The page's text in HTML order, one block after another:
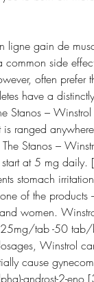
ligne gain de
common side
often prefer
have a
Stanos –
is ranged
Stanos –
at 5 mg daily.
stomach
of the
women.
tab -50 tab/
Winstrol
cause
androst-2-eno